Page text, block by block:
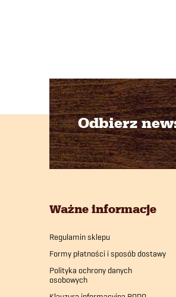
Odbierz
Ważne informacje
Regulamin sklepu
Formy płatności i sposób dostawy
Polityka ochrony danych
osobowych